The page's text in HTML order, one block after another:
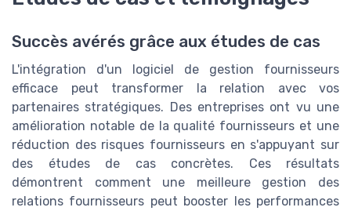
Succès avérés grâce aux études de cas
L'intégration d'un logiciel de gestion fournisseurs
efficace peut transformer la relation avec vos
partenaires stratégiques. Des entreprises ont vu une
amélioration notable de la qualité fournisseurs et une
réduction des risques fournisseurs en s'appuyant sur
des études de cas concrètes. Ces résultats
démontrent comment une meilleure gestion des
relations fournisseurs peut booster les performances